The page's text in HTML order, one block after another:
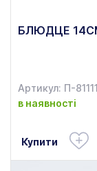
БЛЮДЦЕ
Артикул: П-
в наявності
Купити